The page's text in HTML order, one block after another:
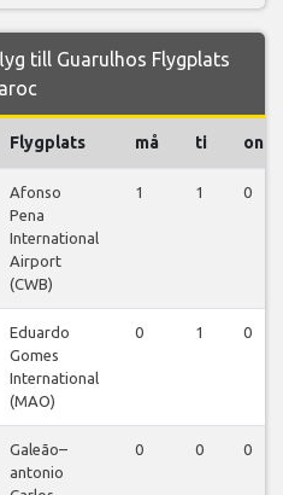
till Guarulhos Flygplats
Flygplats må ti on
Afonso
Pena
International
Airport
(CWB)
1 1 0
Eduardo
Gomes
International
(MAO)
0 1 0
Galeão–
antonio
0 0 0